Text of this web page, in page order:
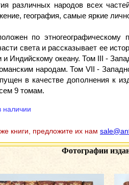
различных народов всех
география, самые яркие
по
света и рассказывает ее
и Индийскому океану. Том III -
народам. Том VII -
в качестве дополнения к
9 томам.
наличии
книги, предложите их нам
Фотографии